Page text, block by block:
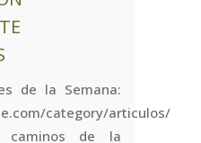
de la Semana:
category/articulos/
caminos de la